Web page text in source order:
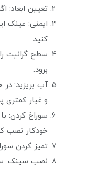
تعیین ابعاد:
ایمنی: عینک
کنید.
سطح گرانیت
برود.
آب بریزید:
و غبار کمتری
سوراخ کردن:
خودکار نصب
تمیز کردن
نصب سینک: